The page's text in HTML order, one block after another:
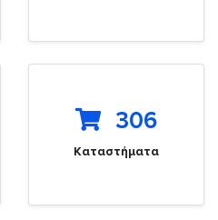
306
Καταστήματα